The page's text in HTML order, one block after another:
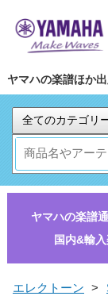
ヤマハの楽譜ほか
ヤマハの楽譜
国内&輸
エレクトーン >